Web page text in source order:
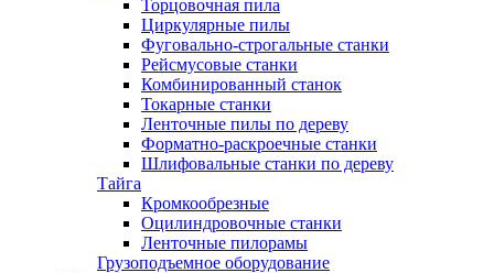
Торцовочная пила
Циркулярные пилы
Фуговально-строгальные станки
Рейсмусовые станки
Комбинированный станок
Токарные станки
Ленточные пилы по дереву
Форматно-раскроечные станки
Шлифовальные станки по дереву
Тайга
Кромкообрезные
Оцилиндровочные станки
Ленточные пилорамы
Грузоподъемное оборудование